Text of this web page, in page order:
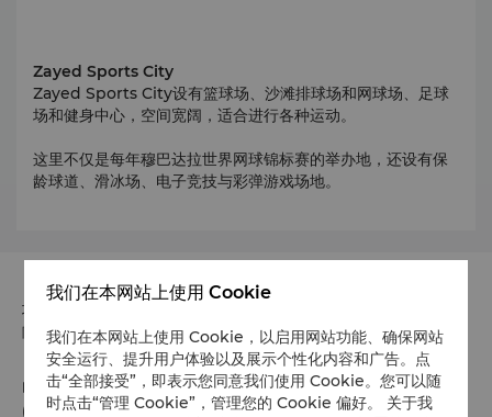
Zayed Sports City
Zayed Sports City设有篮球场、沙滩排球场和网球场、足球
场和健身中心，空间宽阔，适合进行各种运动。
这里不仅是每年穆巴达拉世界网球锦标赛的举办地，还设有保
龄球道、滑冰场、电子竞技与彩弹游戏场地。
地址
阿联酋Khor Al Maqta, P.O. Box 128881, Abu Dhabi
电话
(971 2) 509 8888
我们在本网站上使用 Cookie
我们在本网站上使用 Cookie，以启用网站功能、确保网站
安全运行、提升用户体验以及展示个性化内容和广告。点
击“全部接受”，即表示您同意我们使用 Cookie。您可以随
时点击“管理 Cookie”，管理您的 Cookie 偏好。 关于我